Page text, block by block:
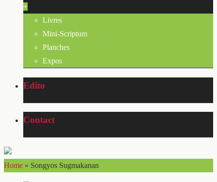
+
Livres
Mini-Scriptum
Planches
Expos
Edito
Contact
Home » Songyos Sugmakanan